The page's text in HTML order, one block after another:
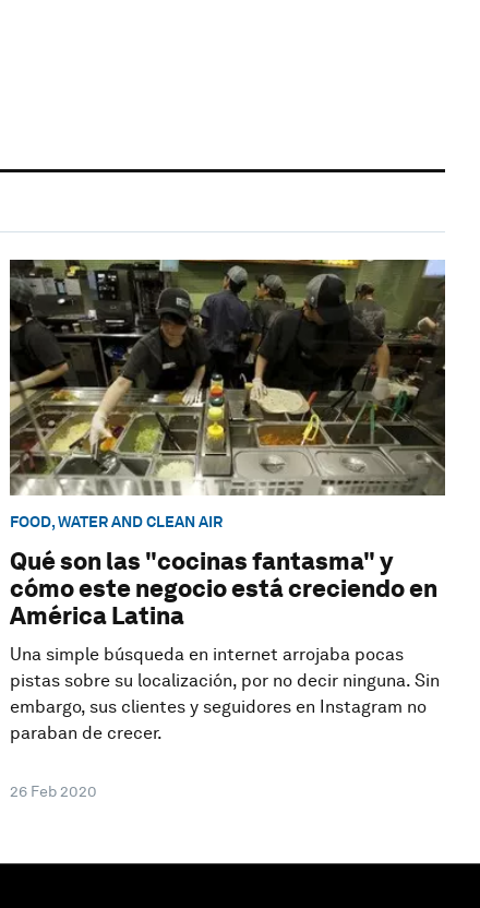
FOOD, WATER AND CLEAN AIR
Qué son las "cocinas fantasma" y
cómo este negocio está creciendo en
América Latina
Una simple búsqueda en internet arrojaba pocas
pistas sobre su localización, por no decir ninguna. Sin
embargo, sus clientes y seguidores en Instagram no
paraban de crecer.
26 Feb 2020